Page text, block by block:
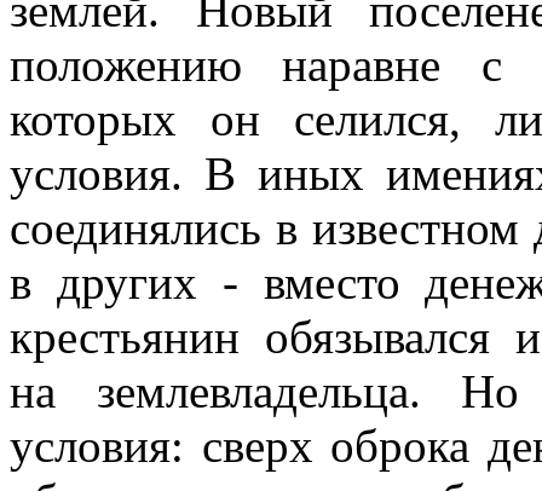
землей. Новый
положению наравне с
которых он селился,
условия. В иных
соединялись в
в других - вместо
крестьянин обязывался
на землевладельца.
условия: сверх оброка